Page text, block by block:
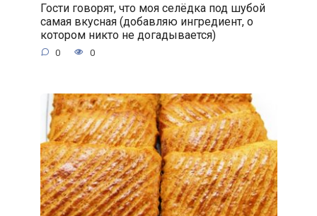
Гости говорят, что моя селёдка под шубой
самая вкусная (добавляю ингредиент, о
котором никто не догадывается)
0 0